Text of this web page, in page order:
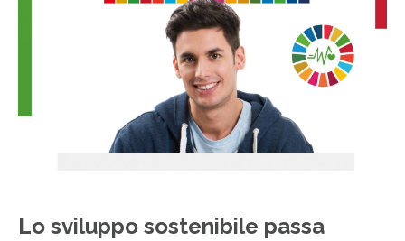
Lo sviluppo sostenibile passa